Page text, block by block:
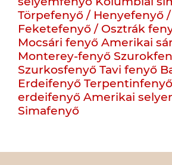
Törpefenyő / Henyefenyő
Feketefenyő / Osztrák
Mocsári fenyő Amerikai
Monterey-fenyő
Szurkosfenyő Tavi fenyő
Erdeifenyő Terpentinfenyő
erdeifenyő Amerikai
Simafenyő